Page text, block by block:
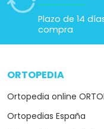
Plazo de 14
compra
ORTOPEDIA
Ortopedia online
Ortopedias España